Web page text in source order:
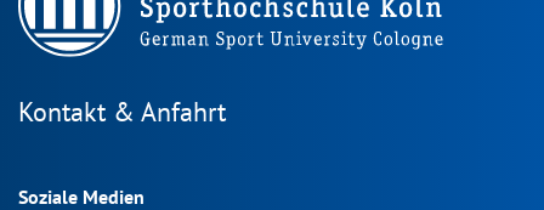
Kontakt & Anfahrt
Soziale Medien